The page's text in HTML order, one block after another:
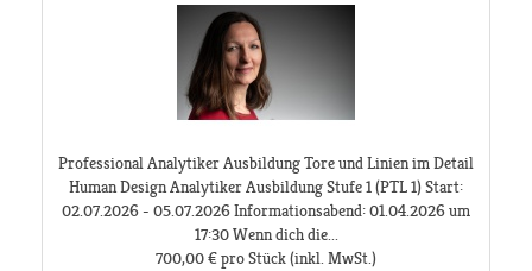
Professional Analytiker Ausbildung Tore und Linien im Detail
Human Design Analytiker Ausbildung Stufe 1 (PTL 1) Start:
02.07.2026 - 05.07.2026 Informationsabend: 01.04.2026 um
17:30 Wenn dich die...
700,00 €pro Stück(inkl. MwSt.)